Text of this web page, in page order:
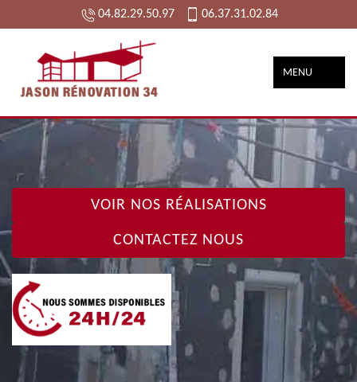
04.82.29.50.97 06.37.31.02.84
MENU
VOIR NOS RÉALISATIONS
CONTACTEZ NOUS